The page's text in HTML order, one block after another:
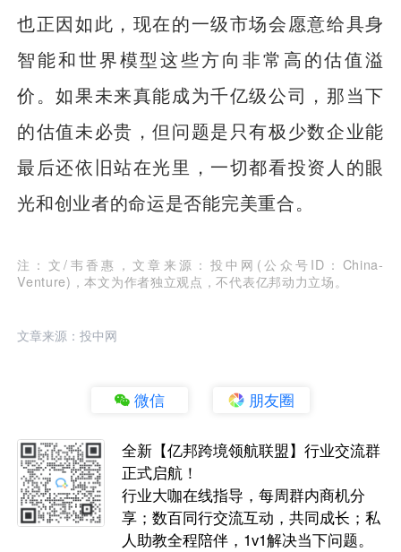
也正因如此，现在的一级市场会愿意给具身
智能和世界模型这些方向非常高的估值溢
价。如果未来真能成为千亿级公司，那当下
的估值未必贵，但问题是只有极少数企业能
最后还依旧站在光里，一切都看投资人的眼
光和创业者的命运是否能完美重合。
注：文/韦香惠，文章来源：投中网(公众号ID：China-
Venture)，本文为作者独立观点，不代表亿邦动力立场。
文章来源：投中网
微信 朋友圈
全新【亿邦跨境领航联盟】行业交流群
正式启航！
行业大咖在线指导，每周群内商机分
享；数百同行交流互动，共同成长；私
人助教全程陪伴，1v1解决当下问题。